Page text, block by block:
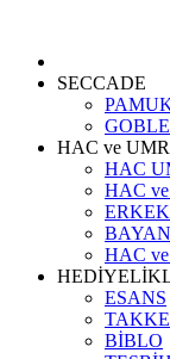
SECCADE
HAC ve
HAC
HAC
HAC
ESANS
TAKKE
BİBLO